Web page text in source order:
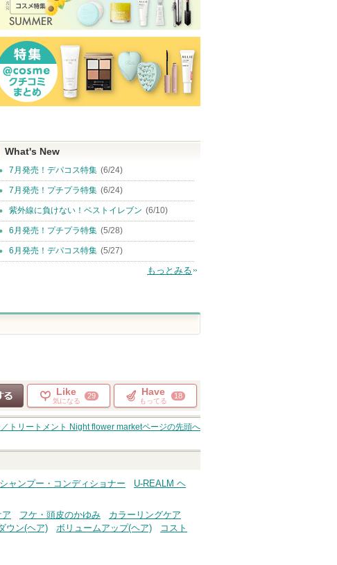
What's New
7月発売！デパコス特集 (6/24)
7月発売！プチプラ特集 (6/24)
紫外線に負けない！ベストイレブン (6/10)
6月発売！プチプラ特集 (5/28)
6月発売！デパコス特集 (5/27)
もっとみる
する
Like
気になる
29 Have
もってる
18
トリートメント Night flower marketページの先頭へ
ャンプー・コンディショナー
U-REALM ヘ
フケ・頭皮のかゆみ
カラーリングケア
ウン(ヘア) ボリュームアップ(ヘア)
コスト